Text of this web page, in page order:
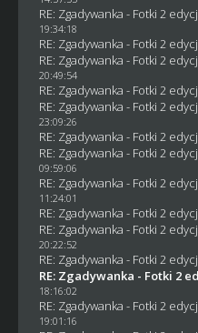
RE: Zgadywanka - Fotki 2
19:34:18
RE: Zgadywanka - Fotki 2
RE: Zgadywanka - Fotki 2
20:49:54
RE: Zgadywanka - Fotki 2
RE: Zgadywanka - Fotki 2
23:09:26
RE: Zgadywanka - Fotki 2
RE: Zgadywanka - Fotki 2
09:59:06
RE: Zgadywanka - Fotki 2
11:24:01
RE: Zgadywanka - Fotki 2
RE: Zgadywanka - Fotki 2
20:22:52
RE: Zgadywanka - Fotki 2
RE: Zgadywanka - Fotki 2
18:16:02
RE: Zgadywanka - Fotki 2
19:01:16